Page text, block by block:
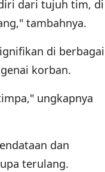
dari tujuh tim, di
tambahnya.
di berbagai
korban.
ungkapnya
dan
terulang.